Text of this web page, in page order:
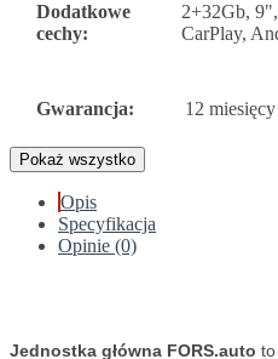
Dodatkowe
cechy:
2+32Gb,
CarPlay,
Gwarancja: 12 miesięcy
Pokaż wszystko
Opis
Specyfikacja
Opinie (0)
Jednostka główna FORS.auto